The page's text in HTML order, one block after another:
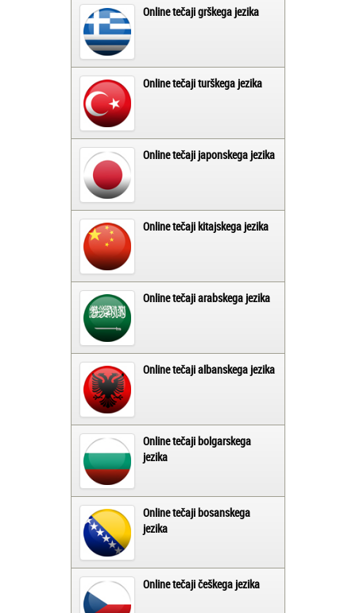
Online tečaji grškega jezika
Online tečaji turškega jezika
Online tečaji japonskega jezika
Online tečaji kitajskega jezika
Online tečaji arabskega jezika
Online tečaji albanskega jezika
Online tečaji bolgarskega
jezika
Online tečaji bosanskega
jezika
Online tečaji češkega jezika